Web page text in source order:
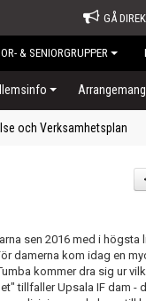
GÅ
& SENIORGRUPPER
Arrangemang
och Verksamhetsplan
sen 2016 med i högsta
damerna kom idag en
kommer dra sig ur
tillfaller Upsala IF dam -